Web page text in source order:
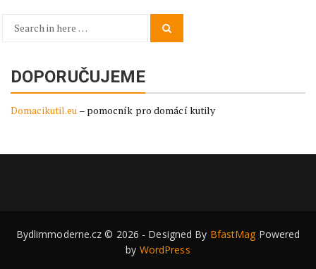
Search
DOPORUČUJEME
Domacikutil.eu – pomocník pro domácí kutily
Bydlimmoderne.cz © 2026 - Designed By BfastMag Powered
by WordPress